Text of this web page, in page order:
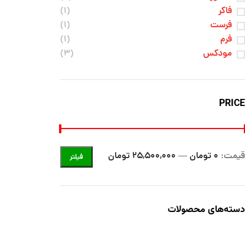
فاکر
(۱)
فرست
(۱)
فرم
(۱)
مودکس
(۳)
PRICE
فیلتر قیمت: 0 تومان — 25,500,000 تومان
دسته‌های محصولات